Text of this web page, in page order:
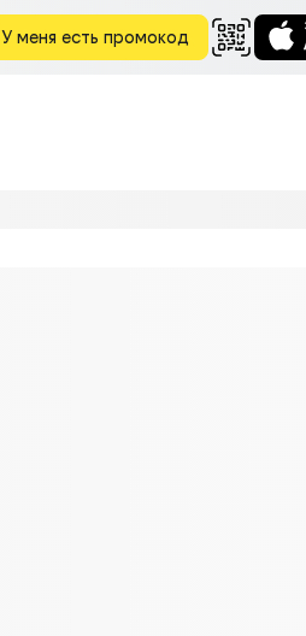
У меня есть промокод